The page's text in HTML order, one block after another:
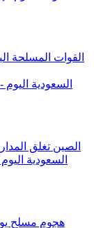
القوات المسلحة
الصين تغلق